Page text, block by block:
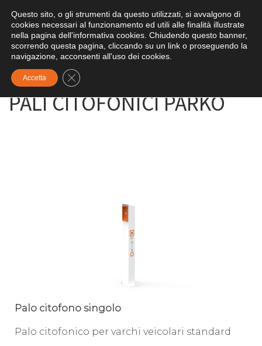
Skip to content
Search
Pagina iniziale »PRODOTTI »PALI CITOFONICI PARKO
PALI CITOFONICI PARKO
Palo citofono singolo
Palo citofonico per varchi veicolari standard
Questo sito, o gli strumenti da questo utilizzati, si avvalgono di
cookies necessari al funzionamento ed utili alle finalità illustrate
nella pagina dell'informativa cookies. Chiudendo questo banner,
scorrendo questa pagina, cliccando su un link o proseguendo la
navigazione, acconsenti all'uso dei cookies.
Accetta Close GDPR Cookie Banner